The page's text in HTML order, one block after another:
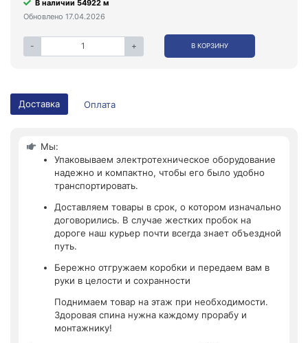
В наличии 54922 м
Обновлено 17.04.2026
- + В КОРЗИНУ
Доставка Оплата
Мы:
Упаковываем электротехническое оборудование
надежно и компактно, чтобы его было удобно
транспортировать.
Доставляем товары в срок, о котором изначально
договорились. В случае жестких пробок на
дороге наш курьер почти всегда знает объездной
путь.
Бережно отгружаем коробки и передаем вам в
руки в целости и сохранности
Поднимаем товар на этаж при необходимости.
Здоровая спина нужна каждому прорабу и
монтажнику!